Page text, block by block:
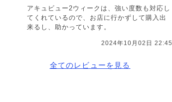
アキュビュー2ウィークは、強い度数も対応し
てくれているので、お店に行かずして購入出
来るし、助かっています。
2024年10月02日 22:45